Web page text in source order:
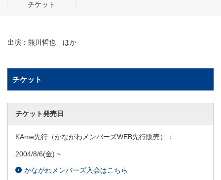
チケット
出演：熊川哲也 ほか
チケット
チケット発売日
KAme先行（かながわメンバーズWEB先行販売）：
2004/8/6(金) ~
かながわメンバーズ入会はこちら